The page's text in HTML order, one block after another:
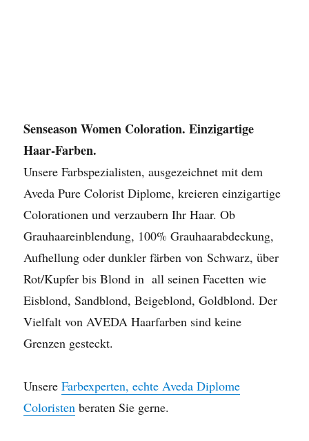
Senseason Women Coloration. Einzigartige
Haar-Farben.
Unsere Farbspezialisten, ausgezeichnet mit dem
Aveda Pure Colorist Diplome, kreieren einzigartige
Colorationen und verzaubern Ihr Haar. Ob
Grauhaareinblendung, 100% Grauhaarabdeckung,
Aufhellung oder dunkler färben vonSchwarz, über
Rot/Kupfer bisBlondin all seinen Facettenwie
Eisblond, Sandblond, Beigeblond, Goldblond. Der
Vielfalt von AVEDA Haarfarben sind keine
Grenzen gesteckt.
UnsereFarbexperten, echte Aveda Diplome
Coloristen beraten Sie gerne.